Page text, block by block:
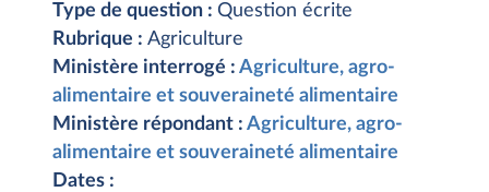
Type de question : Question écrite
Rubrique : Agriculture
Ministère interrogé : Agriculture, agro-
alimentaire et souveraineté alimentaire
Ministère répondant : Agriculture, agro-
alimentaire et souveraineté alimentaire
Dates :